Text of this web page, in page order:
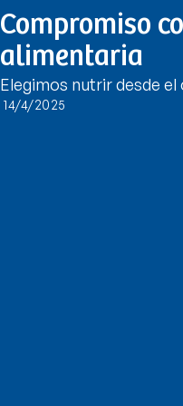
Compromiso
alimentaria
Elegimos nutrir desde el
14/4/2025